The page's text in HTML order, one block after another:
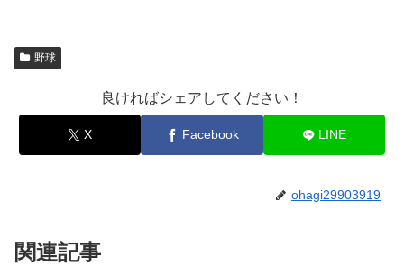
野球
良ければシェアしてください！
X Facebook LINE
ohagi29903919
関連記事